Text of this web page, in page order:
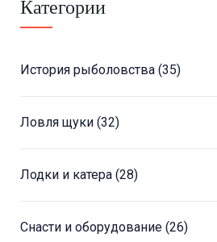
Категории
История рыболовства (35)
Ловля щуки (32)
Лодки и катера (28)
Снасти и оборудование (26)